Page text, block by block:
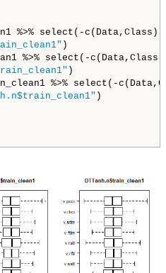
%>% select(-
)
%>% select(-
)
%>% select(-
)